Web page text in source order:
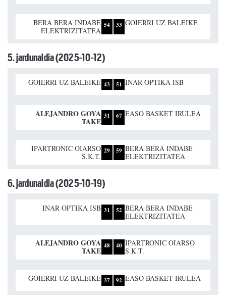
BERA BERA INDABE
ELEKTRIZITATEA
54 33 GOIERRI UZ BALEIKE
5. jardunaldia (2025-10-12)
GOIERRI UZ BALEIKE 43 51 INAR OPTIKA ISB
ALEJANDRO GOYA
TAKE
31 67 EASO BASKET IRULEA
IPARTRONIC OIARSO
S.K.T.
29 59 BERA BERA INDABE
ELEKTRIZITATEA
6. jardunaldia (2025-10-19)
INAR OPTIKA ISB 31 52 BERA BERA INDABE
ELEKTRIZITATEA
ALEJANDRO GOYA
TAKE
48 40 IPARTRONIC OIARSO
S.K.T.
GOIERRI UZ BALEIKE 37 92 EASO BASKET IRULEA